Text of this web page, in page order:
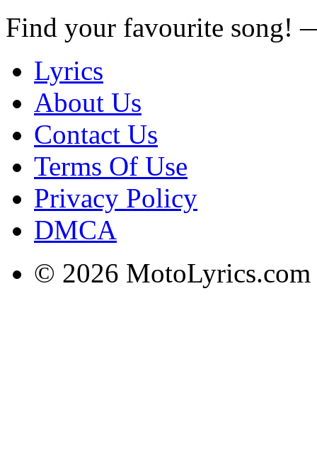
Find your favourite song!
Lyrics
About Us
Contact Us
Terms Of Use
Privacy Policy
DMCA
© 2026 MotoLyrics.com